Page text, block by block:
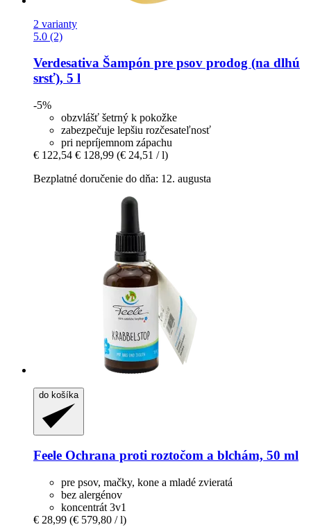
2 varianty
5.0 (2)
Verdesativa Šampón pre psov prodog (na dlhú
srsť), 5 l
-5%
obzvlášť šetrný k pokožke
zabezpečuje lepšiu rozčesateľnosť
pri nepríjemnom zápachu
€ 122,54 € 128,99 (€ 24,51 / l)
Bezplatné doručenie do dňa: 12. augusta
do košíka
Feele Ochrana proti roztočom a blchám, 50 ml
pre psov, mačky, kone a mladé zvieratá
bez alergénov
koncentrát 3v1
€ 28,99 (€ 579,80 / l)